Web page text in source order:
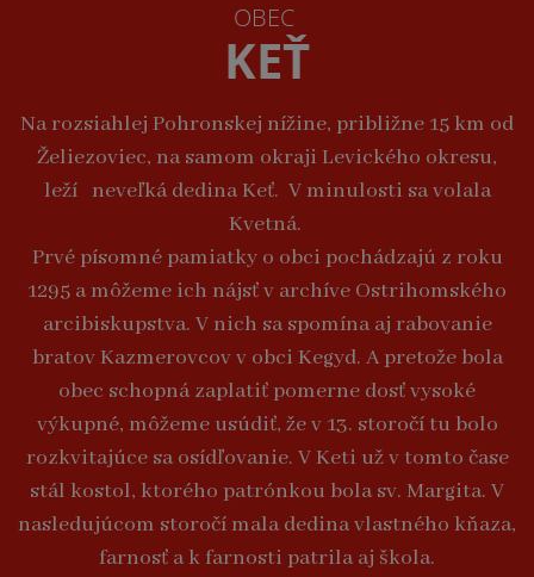
OBEC
KEŤ
Na rozsiahlej Pohronskej nížine, približne 15 km od
Želiezoviec, na samom okraji Levického okresu,
leží neveľká dedina Keť. V minulosti sa volala
Kvetná.
Prvé písomné pamiatky o obci pochádzajú z roku
1295 a môžeme ich nájsť v archíve Ostrihomského
arcibiskupstva. V nich sa spomína aj rabovanie
bratov Kazmerovcov v obci Kegyd. A pretože bola
obec schopná zaplatiť pomerne dosť vysoké
výkupné, môžeme usúdiť, že v 13. storočí tu bolo
rozkvitajúce sa osídľovanie. V Keti už v tomto čase
stál kostol, ktorého patrónkou bola sv. Margita. V
nasledujúcom storočí mala dedina vlastného kňaza,
farnosť a k farnosti patrila aj škola.